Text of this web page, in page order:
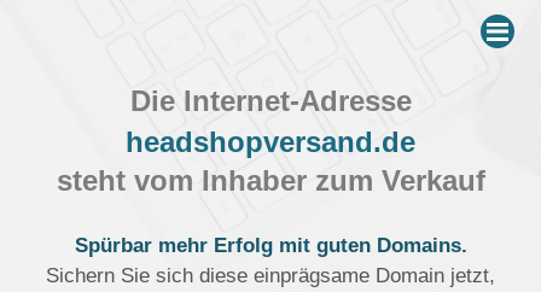
Die Internet-Adresse
headshopversand.de
steht vom Inhaber zum Verkauf
Spürbar mehr Erfolg mit guten Domains.
Sichern Sie sich diese einprägsame Domain jetzt,